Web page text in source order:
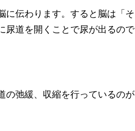
に伝わります。すると脳は「そ
尿道を開くことで尿が出るので
の弛緩、収縮を行っているのが